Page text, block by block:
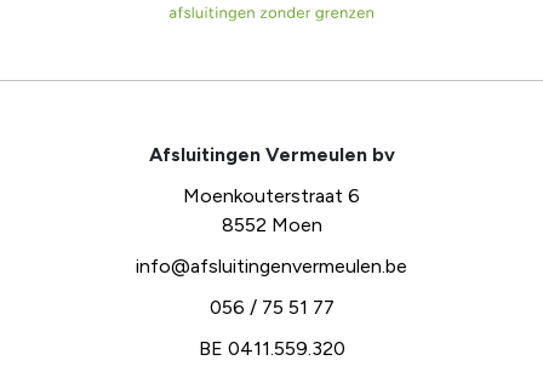
Afsluitingen Vermeulen bv
Moenkouterstraat 6
8552 Moen
info@afsluitingenvermeulen.be
056 / 75 51 77
BE 0411.559.320